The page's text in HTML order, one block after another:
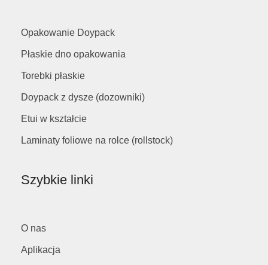
Opakowanie Doypack
Płaskie dno opakowania
Torebki płaskie
Doypack z dysze (dozowniki)
Etui w kształcie
Laminaty foliowe na rolce (rollstock)
Szybkie linki
O nas
Aplikacja